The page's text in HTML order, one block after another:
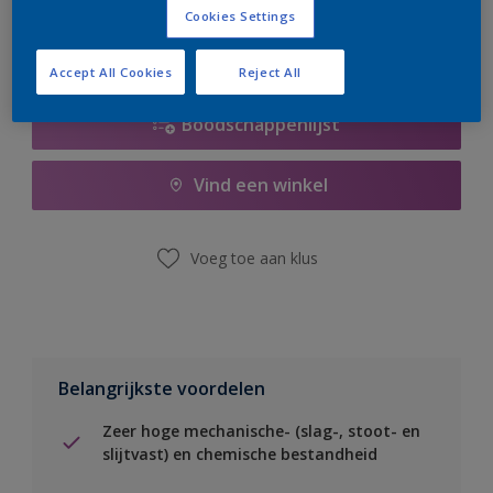
Boodschappenlijst
Vind een winkel
Voeg toe aan klus
Belangrijkste voordelen
Zeer hoge mechanische- (slag-, stoot- en
slijtvast) en chemische bestandheid
Cookies Settings
Reject All
Accept All Cookies